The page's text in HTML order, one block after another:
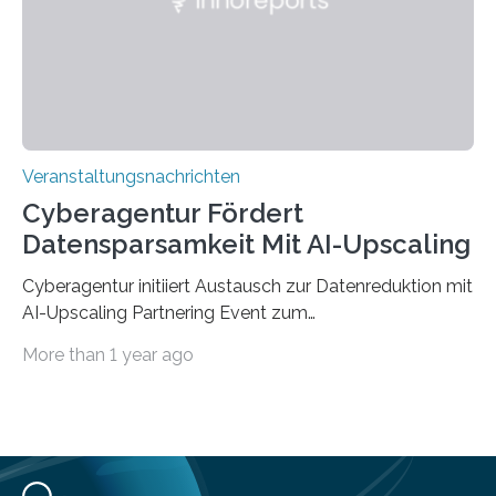
Veranstaltungsnachrichten
Cyberagentur Fördert
Datensparsamkeit Mit AI-Upscaling
Cyberagentur initiiert Austausch zur Datenreduktion mit
AI-Upscaling Partnering Event zum
innovative DatenverarbeitungDie Agentur für
Entwicklung von Technologien zur gezielten
More than 1 year ago